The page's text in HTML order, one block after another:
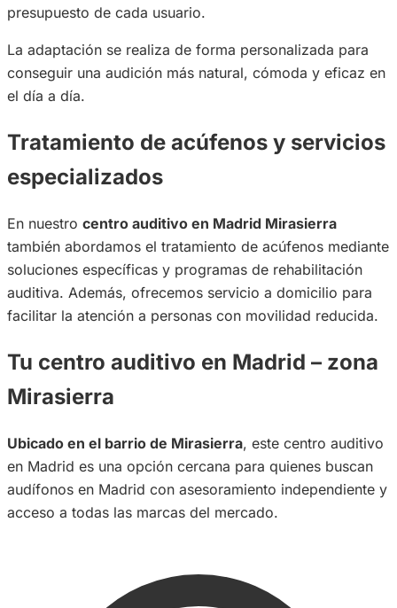
presupuesto de cada usuario.
La adaptación se realiza de forma personalizada para
conseguir una audición más natural, cómoda y eficaz en
el día a día.
Tratamiento de acúfenos y servicios
especializados
En nuestro centro auditivo en Madrid Mirasierra
también abordamos el tratamiento de acúfenos mediante
soluciones específicas y programas de rehabilitación
auditiva. Además, ofrecemos servicio a domicilio para
facilitar la atención a personas con movilidad reducida.
Tu centro auditivo en Madrid – zona
Mirasierra
Ubicado en el barrio de Mirasierra, este centro auditivo
en Madrid es una opción cercana para quienes buscan
audífonos en Madrid con asesoramiento independiente y
acceso a todas las marcas del mercado.